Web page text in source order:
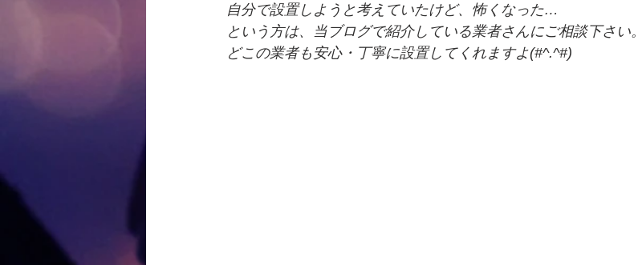
自分で設置しようと考えていたけど、怖くなった…
という方は、当ブログで紹介している業者さんにご相談下さい。
どこの業者も安心・丁寧に設置してくれますよ(#^.^#)